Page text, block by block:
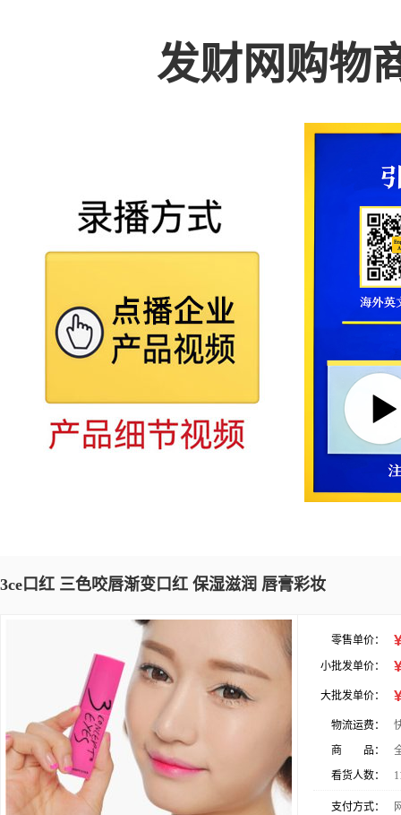
发财网购物
3ce口红 三色咬唇渐变口红 保湿滋润 唇膏彩妆
零售单价：
小批发单价：
大批发单价：
物流运费：
商 品：
看货人数：
支付方式：